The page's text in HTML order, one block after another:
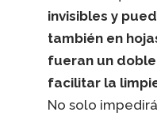
invisibles y
también en
fueran un
facilitar la
No solo